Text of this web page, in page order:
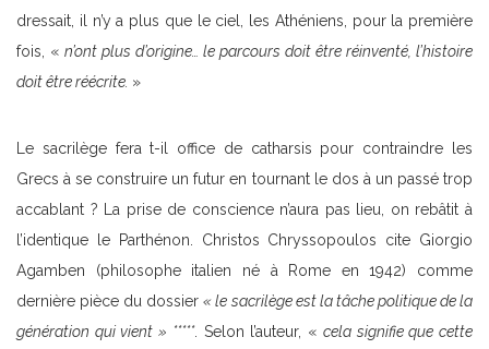
dressait, il n’y a plus que le ciel, les Athéniens, pour la première
fois, « n’ont plus d’origine… le parcours doit être réinventé, l’histoire
doit être réécrite. »
Le sacrilège fera t-il office de catharsis pour contraindre les
Grecs à se construire un futur en tournant le dos à un passé trop
accablant ? La prise de conscience n’aura pas lieu, on rebâtit à
l’identique le Parthénon. Christos Chryssopoulos cite Giorgio
Agamben (philosophe italien né à Rome en 1942) comme
dernière pièce du dossier« le sacrilège est la tâche politique de la
génération qui vient » *****. Selon l’auteur, « cela signifie que cette